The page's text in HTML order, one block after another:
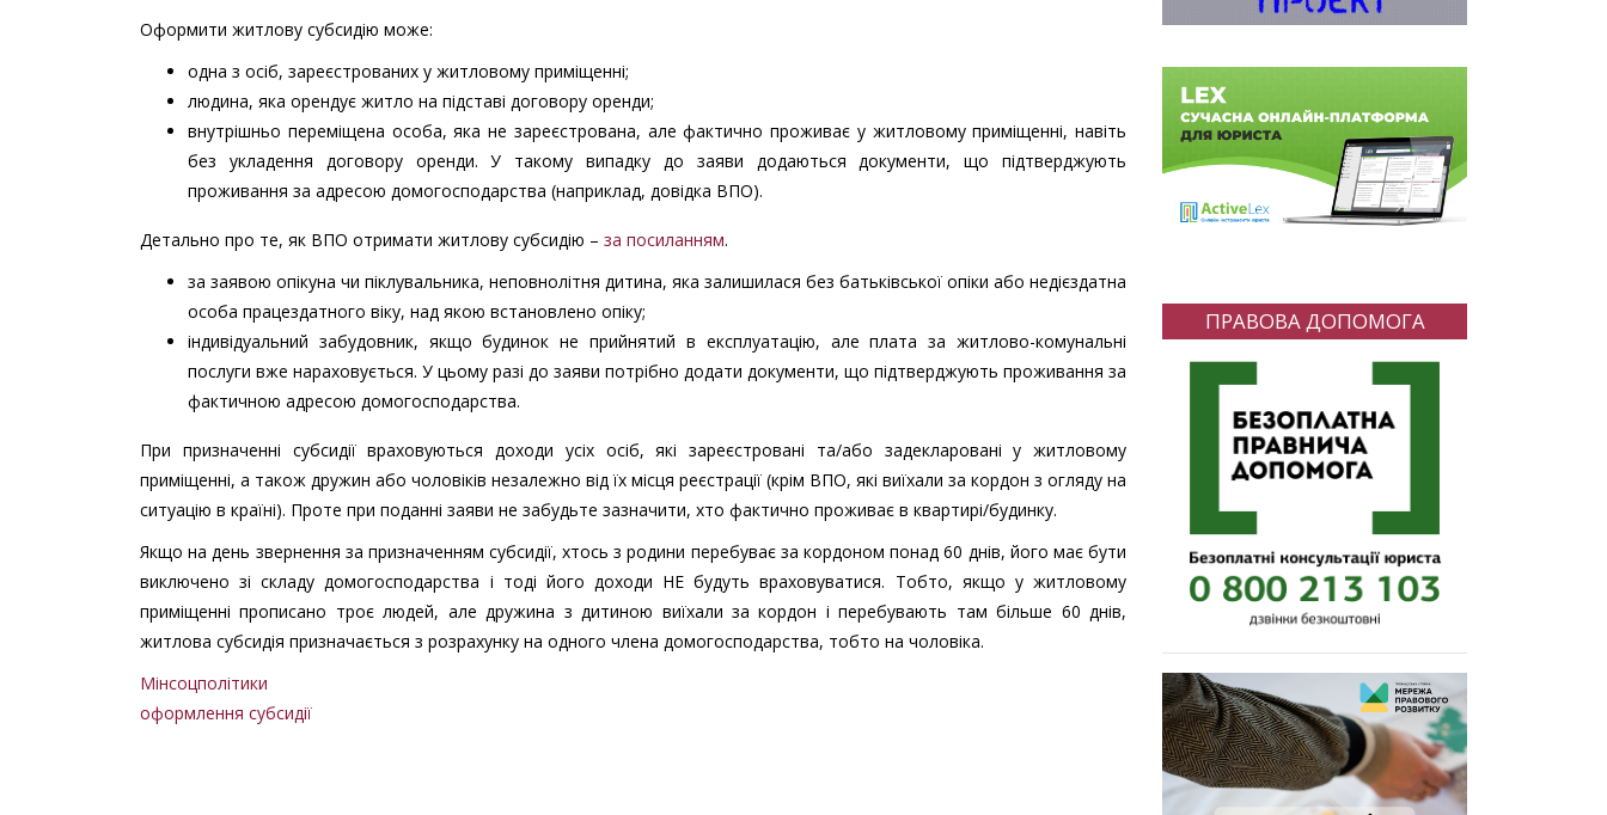
Оформити житлову субсидію може:
одна з осіб, зареєстрованих у житловому приміщенні;
людина, яка орендує житло на підставі договору оренди;
внутрішньо переміщена особа, яка не зареєстрована, але фактично проживає у житловому приміщенні, навіть
без укладення договору оренди. У такому випадку до заяви додаються документи, що підтверджують
проживання за адресою домогосподарства (наприклад, довідка ВПО).
Детально про те, як ВПО отримати житлову субсидію – за посиланням.
за заявою опікуна чи піклувальника, неповнолітня дитина, яка залишилася без батьківської опіки або недієздатна
особа працездатного віку, над якою встановлено опіку;
індивідуальний забудовник, якщо будинок не прийнятий в експлуатацію, але плата за житлово-комунальні
послуги вже нараховується. У цьому разі до заяви потрібно додати документи, що підтверджують проживання за
фактичною адресою домогосподарства.
При призначенні субсидії враховуються доходи усіх осіб, які зареєстровані та/або задекларовані у житловому
приміщенні, а також дружин або чоловіків незалежно від їх місця реєстрації (крім ВПО, які виїхали за кордон з огляду на
ситуацію в країні). Проте при поданні заяви не забудьте зазначити, хто фактично проживає в квартирі/будинку.
Якщо на день звернення за призначенням субсидії, хтось з родини перебуває за кордоном понад 60 днів, його має бути
виключено зі складу домогосподарства і тоді його доходи НЕ будуть враховуватися. Тобто, якщо у житловому
приміщенні прописано троє людей, але дружина з дитиною виїхали за кордон і перебувають там більше 60 днів,
житлова субсидія призначається з розрахунку на одного члена домогосподарства, тобто на чоловіка.
Мінсоцполітики
оформлення субсидії
ПРАВОВА ДОПОМОГА